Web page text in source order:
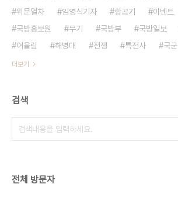
위문열차
임영식기자 항공기 이벤트
국방홍보원
무기 국방부 국방일보
어울림
해병대 전쟁 특전사 국군
더보기
검색
전체 방문자